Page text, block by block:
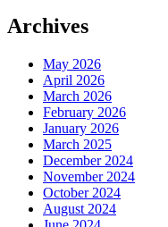
Archives
May 2026
April 2026
March 2026
February 2026
January 2026
March 2025
December 2024
November 2024
October 2024
August 2024